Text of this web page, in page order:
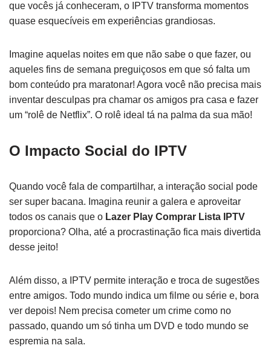
que vocês já conheceram, o IPTV transforma momentos
quase esquecíveis em experiências grandiosas.
Imagine aquelas noites em que não sabe o que fazer, ou
aqueles fins de semana preguiçosos em que só falta um
bom conteúdo pra maratonar! Agora você não precisa mais
inventar desculpas pra chamar os amigos pra casa e fazer
um “rolê de Netflix”. O rolê ideal tá na palma da sua mão!
O Impacto Social do IPTV
Quando você fala de compartilhar, a interação social pode
ser super bacana. Imagina reunir a galera e aproveitar
todos os canais que o Lazer Play Comprar Lista IPTV
proporciona? Olha, até a procrastinação fica mais divertida
desse jeito!
Além disso, a IPTV permite interação e troca de sugestões
entre amigos. Todo mundo indica um filme ou série e, bora
ver depois! Nem precisa cometer um crime como no
passado, quando um só tinha um DVD e todo mundo se
espremia na sala.